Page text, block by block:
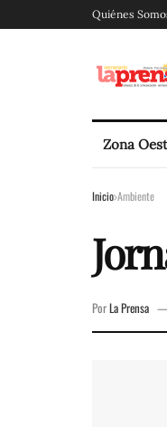
Quiénes
Zona
Inicio Ambiente
PorLa Prensa